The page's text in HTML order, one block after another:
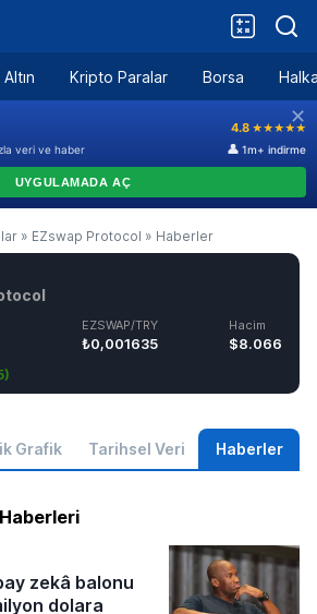
Altın Kripto Paralar Borsa
» EZswap Protocol » Haberler
)
EZSWAP/TRY
₺0,001635
Hacim
$8.066
Grafik Tarihsel Veri Haberler
zekâ balonu
dolara